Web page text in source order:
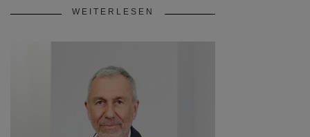
WEITERLESEN